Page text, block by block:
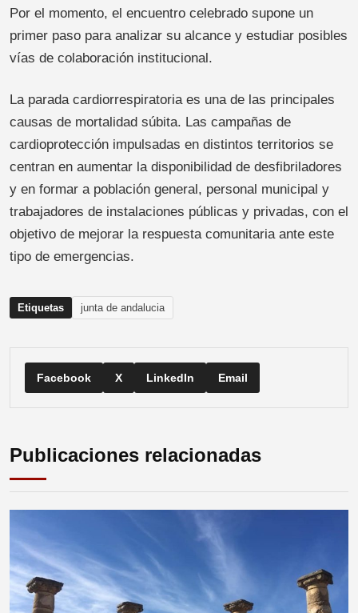
Por el momento, el encuentro celebrado supone un
primer paso para analizar su alcance y estudiar posibles
vías de colaboración institucional.
La parada cardiorrespiratoria es una de las principales
causas de mortalidad súbita. Las campañas de
cardioprotección impulsadas en distintos territorios se
centran en aumentar la disponibilidad de desfibriladores
y en formar a población general, personal municipal y
trabajadores de instalaciones públicas y privadas, con el
objetivo de mejorar la respuesta comunitaria ante este
tipo de emergencias.
Etiquetas junta de andalucia
Facebook X LinkedIn Email
Publicaciones relacionadas